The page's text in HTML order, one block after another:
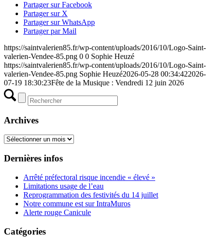
Partager sur Facebook
Partager sur X
Partager sur WhatsApp
Partager par Mail
https://saintvalerien85.fr/wp-content/uploads/2016/10/Logo-Saint-
valerien-Vendee-85.png 0 0 Sophie Heuzé
https://saintvalerien85.fr/wp-content/uploads/2016/10/Logo-Saint-
valerien-Vendee-85.png Sophie Heuzé2026-05-28 00:34:422026-
07-19 18:30:23Fête de la Musique : Vendredi 12 juin 2026
Archives
Archives
Dernières infos
Arrêté préfectoral risque incendie « élevé »
Limitations usage de l’eau
Reprogrammation des festivités du 14 juillet
Notre commune est sur IntraMuros
Alerte rouge Canicule
Catégories